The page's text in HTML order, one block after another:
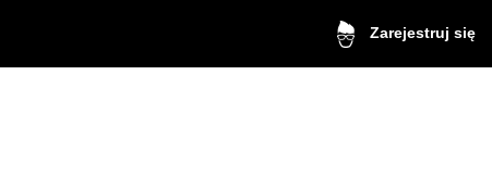
Zarejestruj się